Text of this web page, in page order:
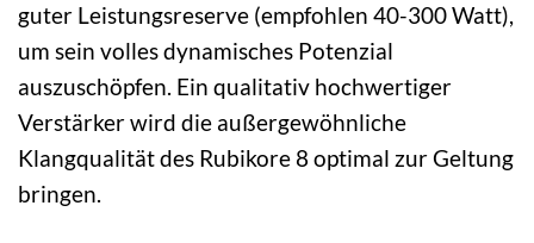
guter Leistungsreserve (empfohlen 40-300 Watt),
um sein volles dynamisches Potenzial
auszuschöpfen. Ein qualitativ hochwertiger
Verstärker wird die außergewöhnliche
Klangqualität des Rubikore 8 optimal zur Geltung
bringen.